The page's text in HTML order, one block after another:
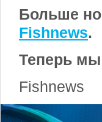
Больше
Fishnews.
Теперь мы
Fishnews